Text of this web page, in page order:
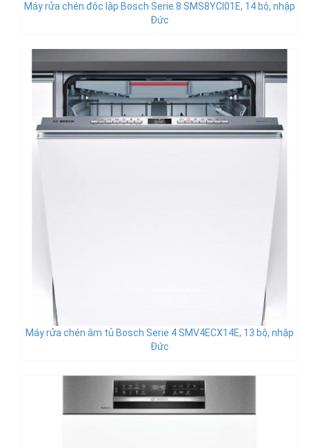
Máy rửa chén độc lập Bosch Serie 8 SMS8YCI01E, 14 bộ, nhập
Đức
Máy rửa chén âm tủ Bosch Serie 4 SMV4ECX14E, 13 bộ, nhập
Đức